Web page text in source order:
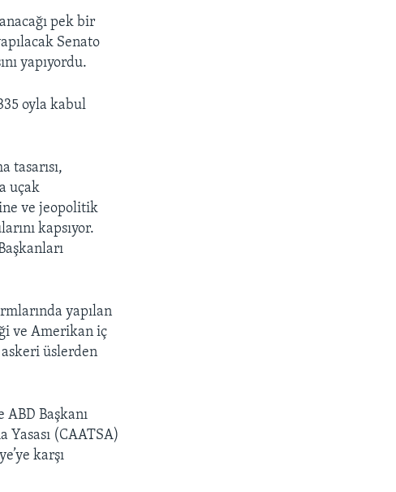
pek bir
Senato
yapıyordu.
oyla kabul
tasarısı,
uçak
ve jeopolitik
kapsıyor.
yapılan
ve Amerikan iç
üslerden
ABD Başkanı
Yasası (CAATSA)
karşı